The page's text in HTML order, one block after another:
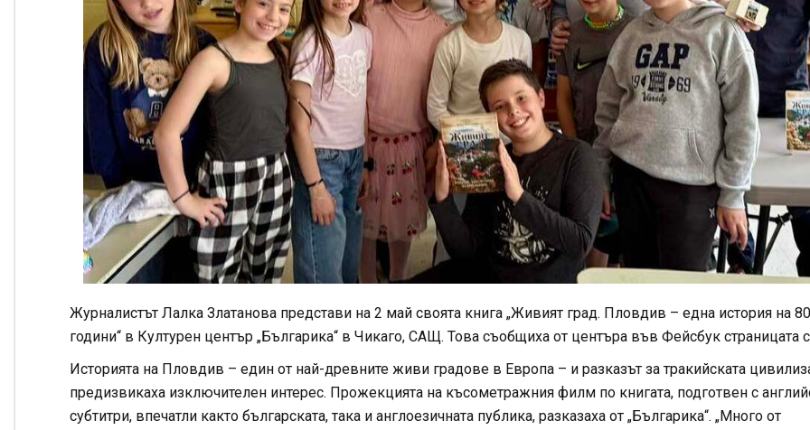
Журналистът Лалка Златанова представи на 2 май своята книга „Живият град. Пловдив – една история на
години“ в Културен център „Българика“ в Чикаго, САЩ. Това съобщиха от центъра във Фейсбук страницата
Историята на Пловдив – един от най-древните живи градове в Европа – и разказът за тракийската
предизвикаха изключителен интерес. Прожекцията на късометражния филм по книгата, подготвен с
субтитри, впечатли както българската, така и англоезичната публика, разказаха от „Българика“. „Много от